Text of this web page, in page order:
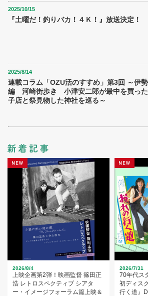
2025/10/15
『土曜だ！釣りバカ！４Ｋ！』放送決定！
2025/8/14
連載コラム「OZU活のすすめ」第3回 ～伊勢
編 河崎街歩き 小津安二郎が最中を買っ
子店と祭見物した神社を巡る～
2026/8/4
上映企画第2弾！映画監督 篠田正
浩 レトロスペクティブ シアタ
ー・イメージフォーラム篇上映＆
2026/7/31
70年代ス
初ディス
行く道』